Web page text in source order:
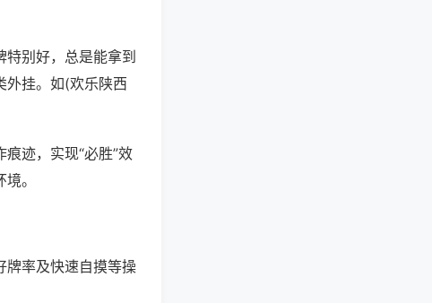
特别好，总是能拿到
外挂。如(欢乐陕西
迹，实现“必胜”效
。
牌率及快速自摸等操